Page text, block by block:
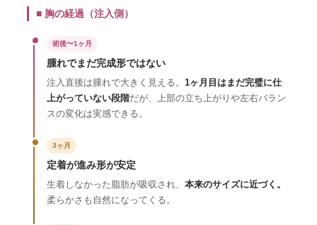
■ 胸の経過（注入側）
術後〜1ヶ月
腫れでまだ完成形ではない
注入直後は腫れで大きく見える。 1ヶ月目はまだ完璧に仕
上がっていない段階だが、上部の立ち上がりや左右バラン
スの変化は実感できる。
3ヶ月
定着が進み形が安定
生着しなかった脂肪が吸収され、 本来のサイズに近づく。
柔らかさも自然になってくる。